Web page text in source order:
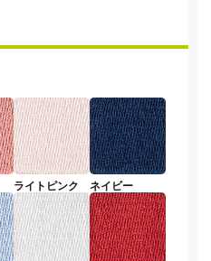
ライトピンク ネイビー